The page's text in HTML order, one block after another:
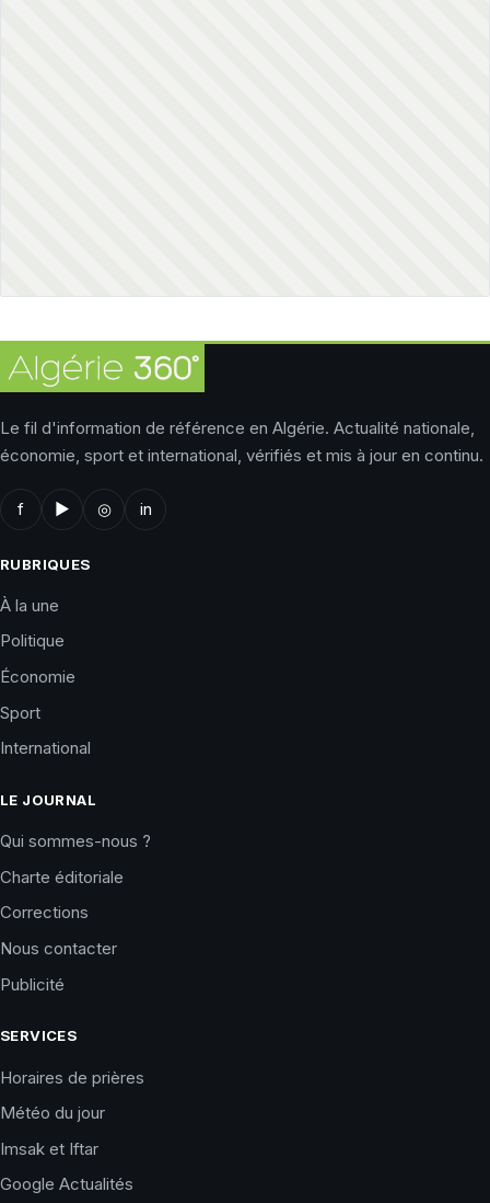
Le fil d'information de référence en Algérie. Actualité nationale,
économie, sport et international, vérifiés et mis à jour en continu.
f ▶ ◎ in
RUBRIQUES
À la une
Politique
Économie
Sport
International
LE JOURNAL
Qui sommes-nous ?
Charte éditoriale
Corrections
Nous contacter
Publicité
SERVICES
Horaires de prières
Météo du jour
Imsak et Iftar
Google Actualités